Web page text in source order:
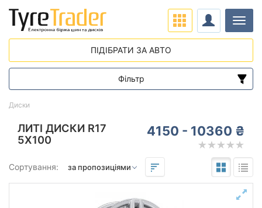
ЛИТІ ДИСКИ R17
5X100
4150 - 10360 ₴
Сортування:
Диски
ПІДІБРАТИ ЗА АВТО
Фільтр
від